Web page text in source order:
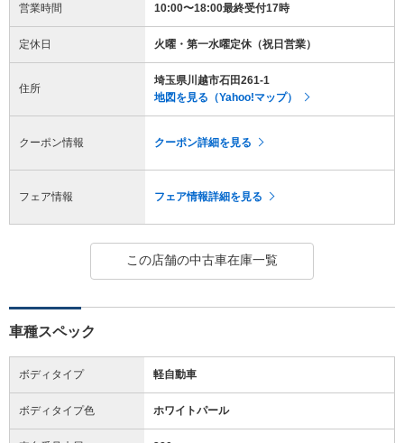
営業時間 10:00〜18:00最終受付17時
定休日 火曜・第一水曜定休（祝日営業）
住所
埼玉県川越市石田261-1
地図を見る（Yahoo!マップ）
クーポン情報 クーポン詳細を見る
フェア情報 フェア情報詳細を見る
この店舗の中古車在庫一覧
車種スペック
ボディタイプ 軽自動車
ボディタイプ色 ホワイトパール